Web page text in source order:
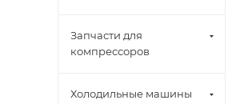
Запчасти для
компрессоров
Холодильные машины